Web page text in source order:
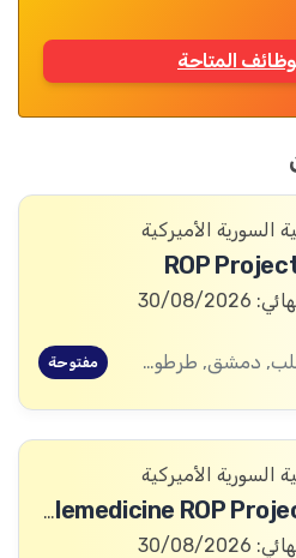
المتاحة
السورية الأميركية
ROP
08/2026
حلب, دمشق, طرطوس, ريف دمشق, ديرالزور, درعا, السويداء, إدلب, القنيطرة, اللاذقية, الرقة, حمص, الحسكة, حماة مفتوحة
السورية الأميركية
Telemedicine ROP Project Officer
08/2026